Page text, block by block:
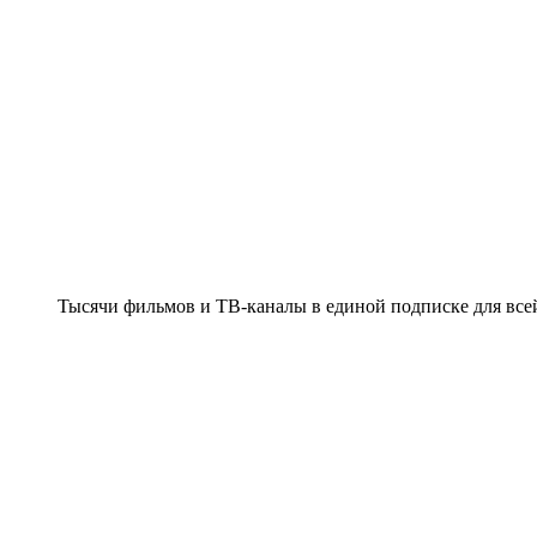
Тысячи фильмов и ТВ-каналы в единой подписке для